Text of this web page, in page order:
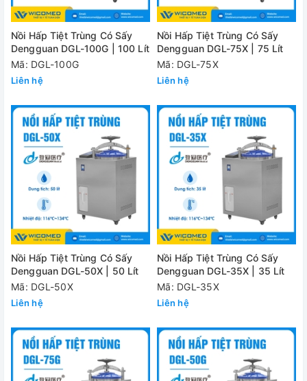
Nồi Hấp Tiệt Trùng Có Sấy
Dengguan DGL-100G | 100 Lít
Mã: DGL-100G
Liên hệ
Nồi Hấp Tiệt Trùng Có Sấy
Dengguan DGL-75X | 75 Lít
Mã: DGL-75X
Liên hệ
Nồi Hấp Tiệt Trùng Có Sấy
Dengguan DGL-50X | 50 Lít
Mã: DGL-50X
Liên hệ
Nồi Hấp Tiệt Trùng Có Sấy
Dengguan DGL-35X | 35 Lít
Mã: DGL-35X
Liên hệ